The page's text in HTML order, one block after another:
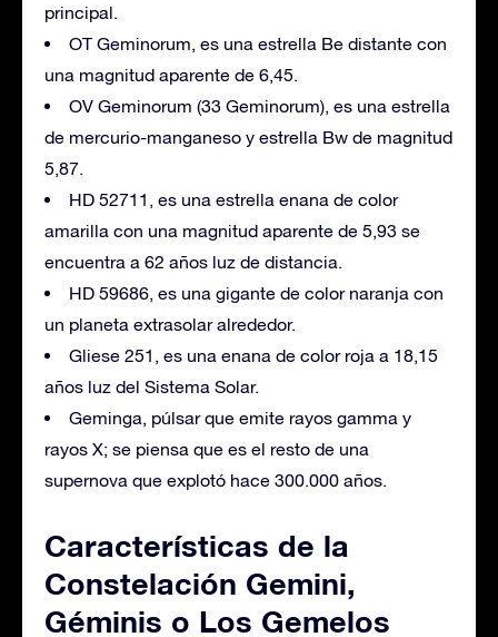
principal.
OT Geminorum, es una estrella Be distante con
una magnitud aparente de 6,45.
OV Geminorum (33 Geminorum), es una estrella
de mercurio-manganeso y estrella Bw de magnitud
5,87.
HD 52711, es una estrella enana de color
amarilla con una magnitud aparente de 5,93 se
encuentra a 62 años luz de distancia.
HD 59686, es una gigante de color naranja con
un planeta extrasolar alrededor.
Gliese 251, es una enana de color roja a 18,15
años luz del Sistema Solar.
Geminga, púlsar que emite rayos gamma y
rayos X; se piensa que es el resto de una
supernova que explotó hace 300.000 años.
Características de la
Constelación Gemini,
Géminis o Los Gemelos